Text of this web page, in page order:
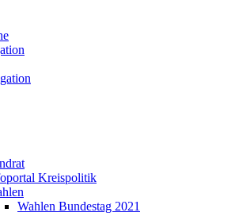
Kreispolitik
Wahlen Bundestag 2021